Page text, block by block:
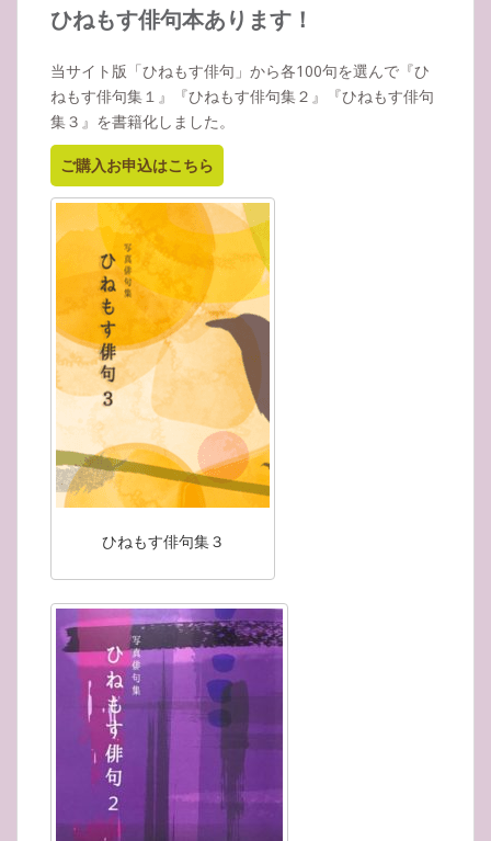
イ
ひねもす俳句本あります！
当サイト版「ひねもす俳句」から各100句を選んで『ひ
ねもす俳句集１』『ひねもす俳句集２』『ひねもす俳句
集３』を書籍化しました。
ご購入お申込はこちら
ひねもす俳句集３